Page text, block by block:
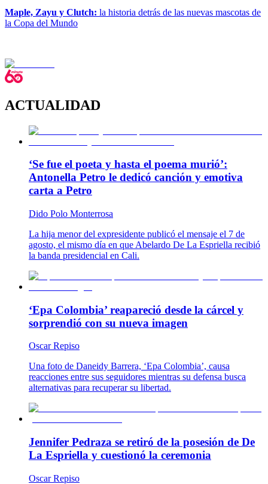
Maple, Zayu y Clutch: la historia detrás de las nuevas mascotas de
la Copa del Mundo
ACTUALIDAD
‘Se fue el poeta y hasta el poema murió’:
Antonella Petro le dedicó canción y emotiva
carta a Petro
Dido Polo Monterrosa
La hija menor del expresidente publicó el mensaje el 7 de
agosto, el mismo día en que Abelardo De La Espriella recibió
la banda presidencial en Cali.
‘Epa Colombia’ reapareció desde la cárcel y
sorprendió con su nueva imagen
Oscar Repiso
Una foto de Daneidy Barrera, ‘Epa Colombia’, causa
reacciones entre sus seguidores mientras su defensa busca
alternativas para recuperar su libertad.
Jennifer Pedraza se retiró de la posesión de De
La Espriella y cuestionó la ceremonia
Oscar Repiso